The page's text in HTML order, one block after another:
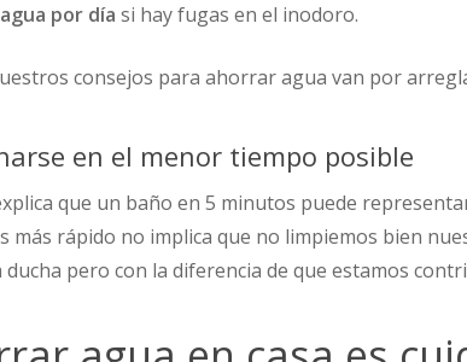
por día si hay fugas en el inodoro.
consejos para ahorrar agua van por
en el menor tiempo posible
que un baño en 5 minutos puede
más rápido no implica que no limpiemos bien
ducha pero con la diferencia de que estamos